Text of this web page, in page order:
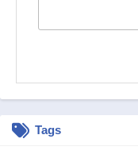
1ヶ月前
第164話
Tags